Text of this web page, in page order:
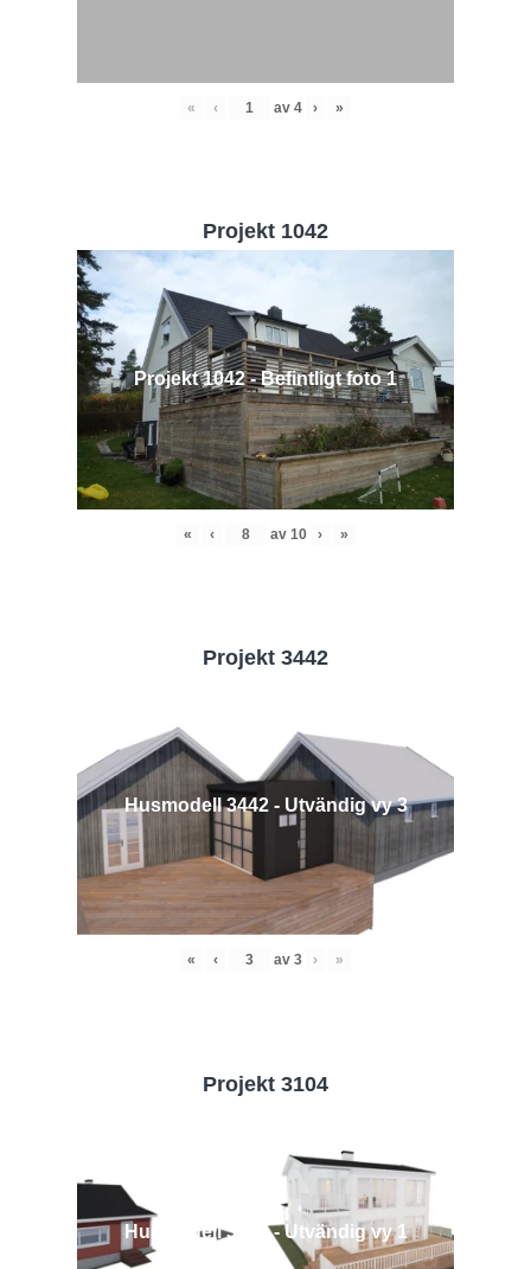
« ‹ av 4 › »
Projekt 1042
Projekt 1042 - Befintligt foto 1
« ‹ av 10 › »
Projekt 3442
Husmodell 3442 - Utvändig vy 3
« ‹ av 3 › »
Projekt 3104
Husmodell 3104 - Utvändig vy 1